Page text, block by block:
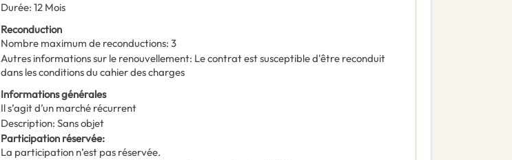
Durée: 12 Mois
Reconduction
Nombre maximum de reconductions: 3
Autres informations sur le renouvellement: Le contrat est susceptible d'être reconduit
dans les conditions du cahier des charges
Informations générales
Il s’agit d’un marché récurrent
Description: Sans objet
Participation réservée:
La participation n’est pas réservée.